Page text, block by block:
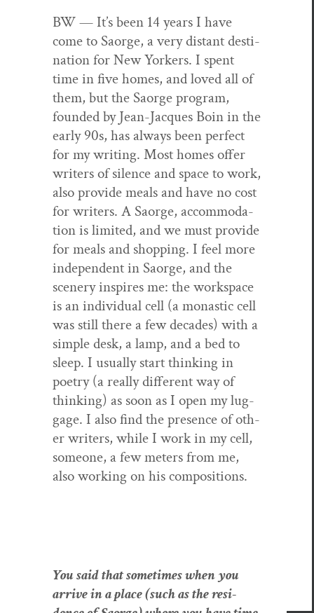
BW — It’s been 14 years I have
come to Saorge, a very dis­tant des­ti­
na­tion for New York­ers. I spent
time in five homes, and loved all of
them, but the Saorge pro­gram,
found­ed by Jean-Jacques Boin in the
ear­ly 90s, has always been per­fect
for my writ­ing. Most homes offer
writ­ers of silence and space to work,
also pro­vide meals and have no cost
for writ­ers. A Saorge, accom­mo­da­
tion is lim­it­ed, and we must pro­vide
for meals and shop­ping. I feel more
inde­pen­dent in Saorge, and the
scenery inspires me: the work­space
is an indi­vid­ual cell (a monas­tic cell
was still there a few decades) with a
sim­ple desk, a lamp, and a bed to
sleep. I usu­al­ly start think­ing in
poet­ry (a real­ly dif­fer­ent way of
think­ing) as soon as I open my lug­
gage. I also find the pres­ence of oth­
er writ­ers, while I work in my cell,
some­one, a few meters from me,
also work­ing on his compositions.
You said that some­times when you
arrive in a place (such as the res­i­